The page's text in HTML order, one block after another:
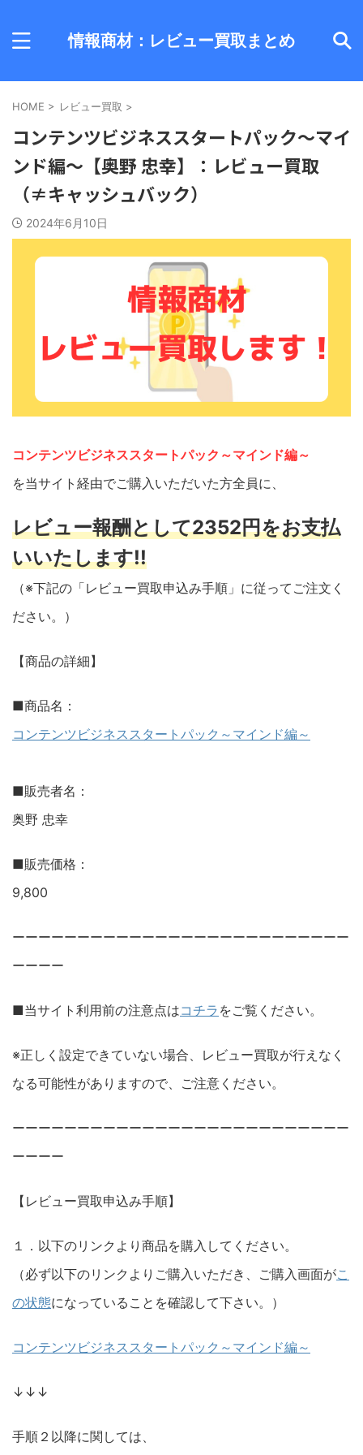
情報商材：レビュー買取まとめ
HOME > レビュー買取 >
コンテンツビジネススタートパック～マイ
ンド編～【奥野 忠幸】：レビュー買取
（≠キャッシュバック）
2024年6月10日
コンテンツビジネススタートパック～マインド編～
を当サイト経由でご購入いただいた方全員に、
レビュー報酬として2352円をお支払
いいたします!!
（※下記の「レビュー買取申込み手順」に従ってご注文く
ださい。）
【商品の詳細】
■商品名：
コンテンツビジネススタートパック～マインド編～
■販売者名：
奥野 忠幸
■販売価格：
9,800
ーーーーーーーーーーーーーーーーーーーーーーーーーー
ーーーー
■当サイト利用前の注意点はコチラ をご覧ください。
※正しく設定できていない場合、レビュー買取が行えなく
なる可能性がありますので、ご注意ください。
ーーーーーーーーーーーーーーーーーーーーーーーーーー
ーーーー
【レビュー買取申込み手順】
１．以下のリンクより商品を購入してください。
（必ず以下のリンクよりご購入いただき、ご購入画面がこ
の状態になっていることを確認して下さい。）
コンテンツビジネススタートパック～マインド編～
↓↓↓
手順２以降に関しては、